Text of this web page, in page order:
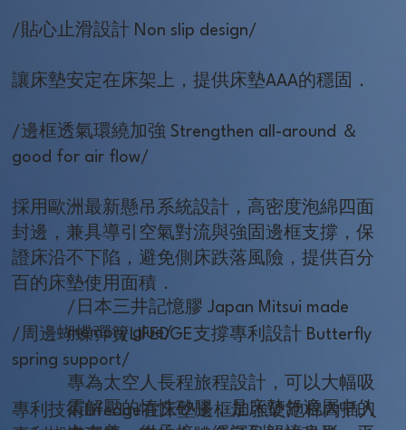
/貼心止滑設計 Non slip design/
讓床墊安定在床架上，提供床墊AAA的穩固．
/邊框透氣環繞加強 Strengthen all-around ＆
good for air flow/
採用歐洲最新懸吊系統設計，高密度泡綿四面
封邊，兼具導引空氣對流與強固邊框支撐，保
證床沿不下陷，避免側床跌落風險，提供百分
百的床墊使用面積．
/周邊蝴蝶彈簧LIFEDGE支撐專利設計 Butterfly
spring support/
專利技術Lifedge在床墊邊框加強硬泡棉內插入
/日本三井記憶膠 Japan Mitsui made
memory glue/
專為太空人長程旅程設計，可以大幅吸
震解壓的惰性矽膠，是床墊舒適層中的